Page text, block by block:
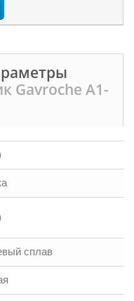
Gavroche А1-
сплав